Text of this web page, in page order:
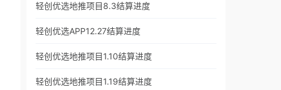
轻创优选地推项目8.3结算进度
轻创优选APP12.27结算进度
轻创优选地推项目1.10结算进度
轻创优选地推项目1.19结算进度